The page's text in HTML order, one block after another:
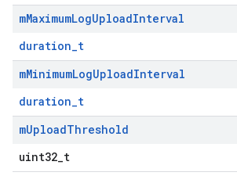
mMaximumLogUploadInterval
duration_t
mMinimumLogUploadInterval
duration_t
mUploadThreshold
uint32_t